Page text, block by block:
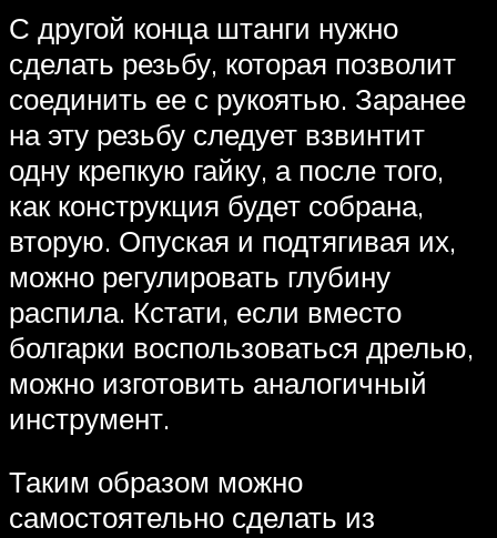
С другой конца штанги нужно
сделать резьбу, которая позволит
соединить ее с рукоятью. Заранее
на эту резьбу следует взвинтит
одну крепкую гайку, а после того,
как конструкция будет собрана,
вторую. Опуская и подтягивая их,
можно регулировать глубину
распила. Кстати, если вместо
болгарки воспользоваться дрелью,
можно изготовить аналогичный
инструмент.
Таким образом можно
самостоятельно сделать из